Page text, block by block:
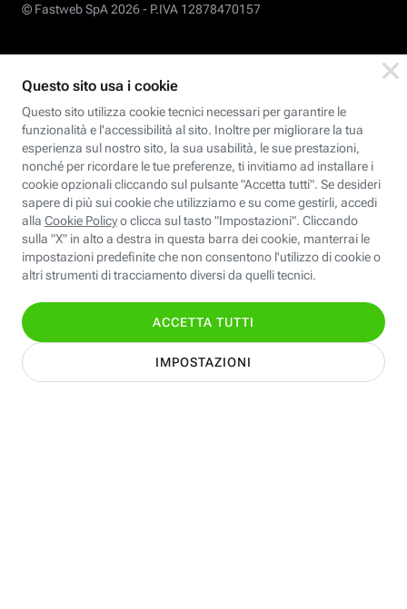
© Fastweb SpA 2026 - P.IVA 12878470157